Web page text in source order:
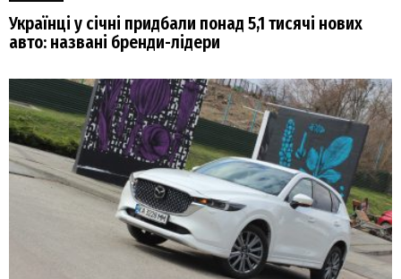
Українці у січні придбали понад 5,1 тисячі нових
авто: названі бренди-лідери